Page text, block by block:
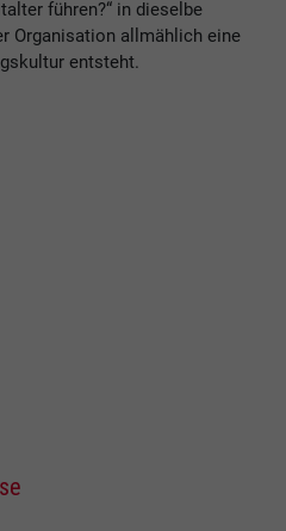
führen?“ in dieselbe
Organisation allmählich eine
entsteht.